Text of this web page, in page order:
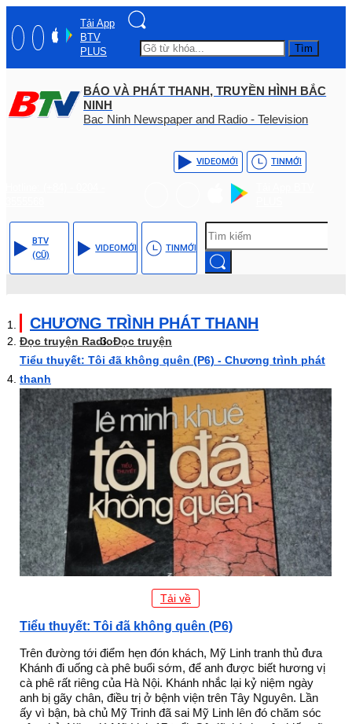
Tải App
BTV
PLUS
Tìm
BÁO VÀ PHÁT THANH, TRUYỀN HÌNH BẮC
NINH
Bac Ninh Newspaper and Radio - Television
VIDEOMỚI TINMỚI
BTV
(CŨ)
VIDEOMỚI TINMỚI
CHƯƠNG TRÌNH PHÁT THANH
Đọc truyện RadioĐọc truyện
Tiểu thuyết: Tôi đã không quên (P6) - Chương trình phát
thanh
Tải về
Tiểu thuyết: Tôi đã không quên (P6)
Trên đường tới điểm hẹn đón khách, Mỹ Linh tranh thủ đưa
Khánh đi uống cà phê buổi sớm, để anh được biết hương vị
cà phê rất riêng của Hà Nội. Khánh nhắc lại kỷ niệm ngày
anh bị gãy chân, điều trị ở bệnh viện trên Tây Nguyên. Lần
ấy vì bận, bà chủ Mỹ Trinh đã sai Mỹ Linh lên đó chăm sóc